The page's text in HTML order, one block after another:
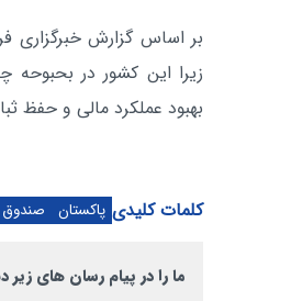
بر اساس گزارش خبرگزاری
زیرا این کشور در بحبوحه
بهبود عملکرد مالی و حفظ
کلمات کلیدی پاکستان صندوق
ما را در پیام رسان های زیر